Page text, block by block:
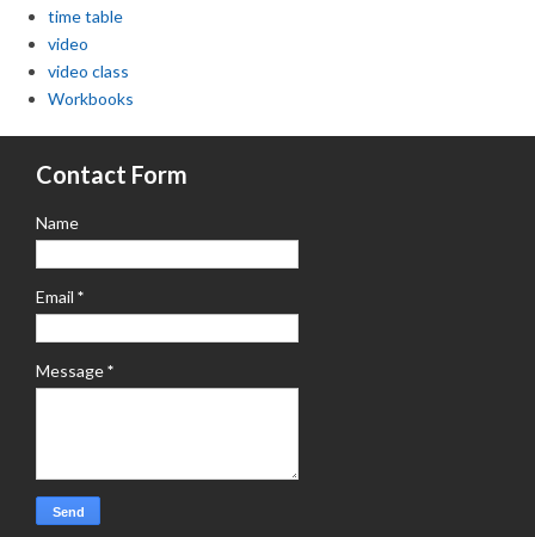
time table
video
video class
Workbooks
Contact Form
Name
Email *
Message*